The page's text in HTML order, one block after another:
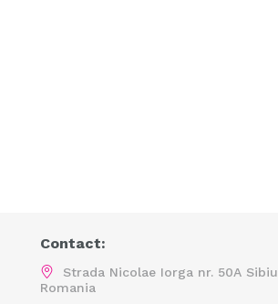
Contact:
Strada Nicolae Iorga nr. 50A Sibiu
Romania